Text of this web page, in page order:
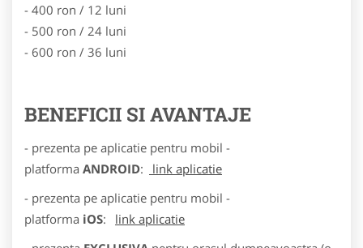
- 400 ron / 12 luni
- 500 ron / 24 luni
- 600 ron / 36 luni
BENEFICII SI AVANTAJE
- prezenta pe aplicatie pentru mobil -
platforma ANDROID:
link aplicatie
- prezenta pe aplicatie pentru mobil -
platforma iOS:
link aplicatie